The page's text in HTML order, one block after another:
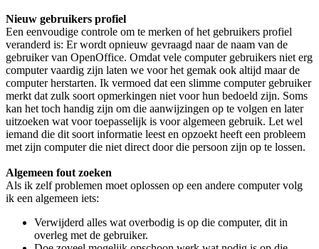
Nieuw gebruikers profiel
Een eenvoudige controle om te merken of het gebruikers profiel
veranderd is: Er wordt opnieuw gevraagd naar de naam van de
gebruiker van OpenOffice. Omdat vele computer gebruikers niet erg
computer vaardig zijn laten we voor het gemak ook altijd maar de
computer herstarten. Ik vermoed dat een slimme computer gebruiker
merkt dat zulk soort opmerkingen niet voor hun bedoeld zijn. Soms
kan het toch handig zijn om die aanwijzingen op te volgen en later
uitzoeken wat voor toepasselijk is voor algemeen gebruik. Let wel
iemand die dit soort informatie leest en opzoekt heeft een probleem
met zijn computer die niet direct door die persoon zijn op te lossen.
Algemeen fout zoeken
Als ik zelf problemen moet oplossen op een andere computer volg
ik een algemeen iets:
Verwijderd alles wat overbodig is op die computer, dit in
overleg met de gebruiker.